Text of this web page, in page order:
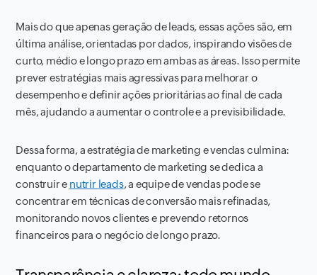
Mais do que apenas geração deleads, essas ações são, em
última análise, orientadas por dados, inspirando visões de
curto, médio e longo prazo em ambas as áreas. Isso permite
prever estratégias mais agressivas para melhorar o
desempenho e definir ações prioritárias ao final de cada
mês, ajudando a aumentar o controle e a previsibilidade.
Dessa forma, a estratégia de marketing e vendas culmina:
enquanto o departamento de marketing se dedica a
construir e nutrir leads, a equipe de vendas pode se
concentrar em técnicas de conversão mais refinadas,
monitorando novos clientes e prevendo retornos
financeiros para o negócio de longo prazo.